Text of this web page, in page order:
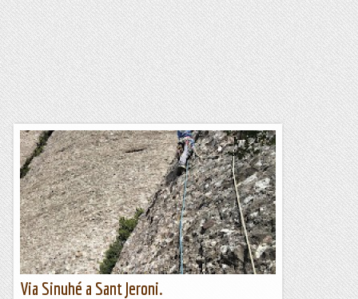
Via Sinuhé a Sant Jeroni.